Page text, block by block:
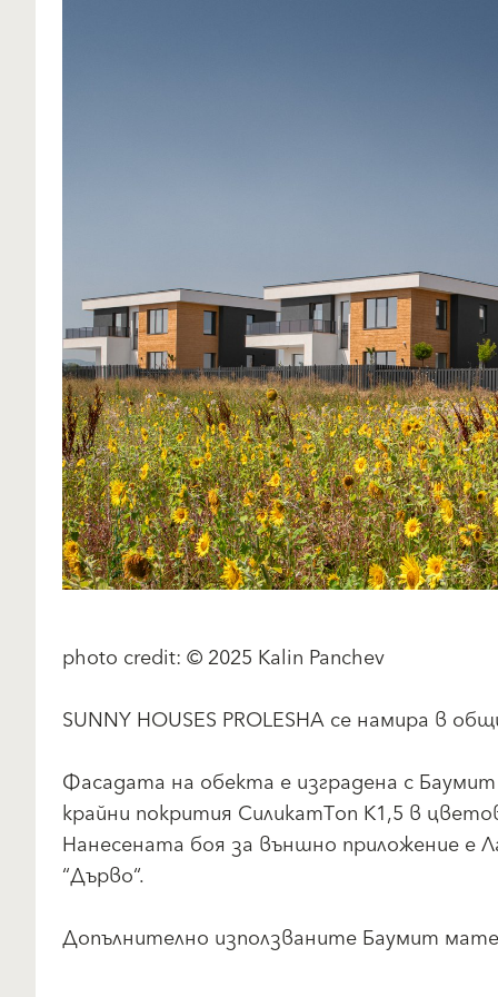
photo credit: © 2025 Kalin Panchev
SUNNY HOUSES PROLESHA се намира в
Фасадата на обекта е изградена с
крайни покрития СиликатТоп К1,5 в
Нанесената боя за външно приложение е
“Дърво“.
Допълнително използваните Баумит